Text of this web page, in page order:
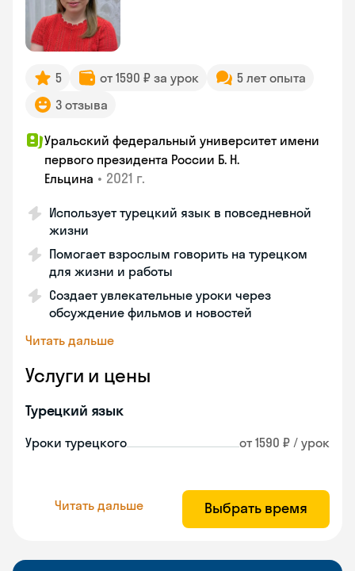
5 от 1590 ₽ за урок
5 лет опыта
3 отзыва
Уральский федеральный университет имени
первого президента России Б. Н.
Ельцина • 2021 г.
Использует турецкий язык в повседневной
жизни
Помогает взрослым говорить на турецком
для жизни и работы
Создает увлекательные уроки через
обсуждение фильмов и новостей
Читать дальше
Услуги и цены
Турецкий язык
Уроки турецкого от 1590 ₽ / урок
Читать дальше Выбрать время